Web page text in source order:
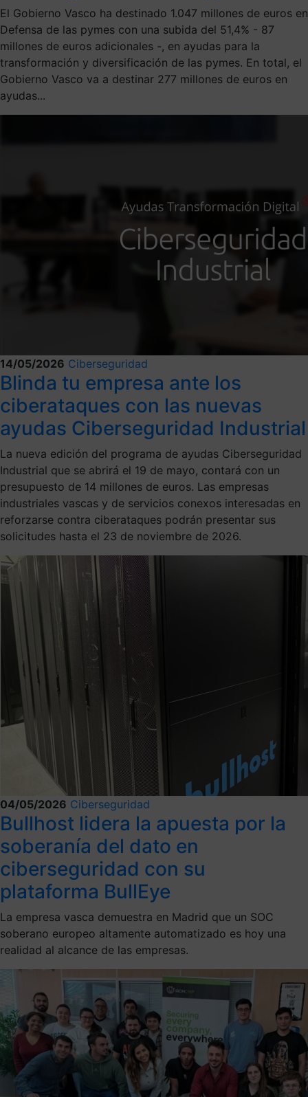
El Gobierno Vasco ha destinado 1.047 millones de euros en
Defensa de las pymes con una subida del 51,4% - 87
millones de euros adicionales -, en ayudas para la
transformación y diversificación de las pymes. En total, el
Gobierno Vasco va a destinar 277 millones de euros en
ayudas...
14/05/2026 Ciberseguridad
Blinda tu empresa ante los
ciberataques con las nuevas
ayudas Ciberseguridad Industrial
La nueva edición del programa de ayudas Ciberseguridad
Industrial que se abrirá el 19 de mayo, contará con un
presupuesto de 14 millones de euros. Las empresas
industriales vascas y de servicios conexos interesadas en
reforzarse contra ciberataques podrán presentar sus
solicitudes hasta el 23 de noviembre de 2026.
04/05/2026 Ciberseguridad
Bullhost lidera la apuesta por la
soberanía del dato en
ciberseguridad con su
plataforma BullEye
La empresa vasca demuestra en Madrid que un SOC
soberano europeo altamente automatizado es hoy una
realidad al alcance de las empresas.